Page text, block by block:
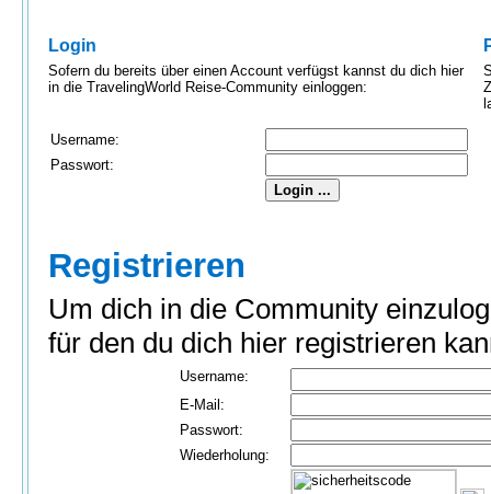
Login
Sofern du bereits über einen Account verfügst kannst du dich hier
in die TravelingWorld Reise-Community einloggen:
Username:
Passwort:
Registrieren
Um dich in die Community
für den du dich hier registrieren
Username:
E-Mail:
Passwort:
Wiederholung: